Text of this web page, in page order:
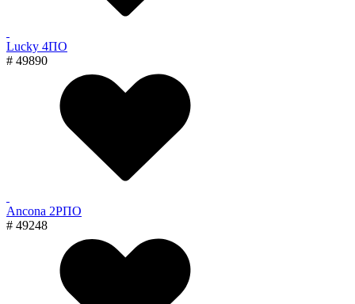
Lucky 4ПО
# 49890
Ancona 2РПО
# 49248